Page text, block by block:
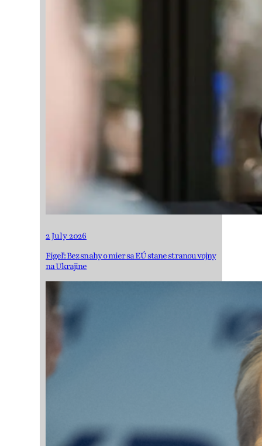
2 July 2026
Figeľ: Bez snahy o mier sa EÚ stane stranou vojny
na Ukrajine